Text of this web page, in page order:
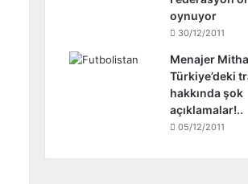
oynuyor
30/12/2011
Menajer
Türkiye’deki
hakkında şok
açıklamalar!..
05/12/2011